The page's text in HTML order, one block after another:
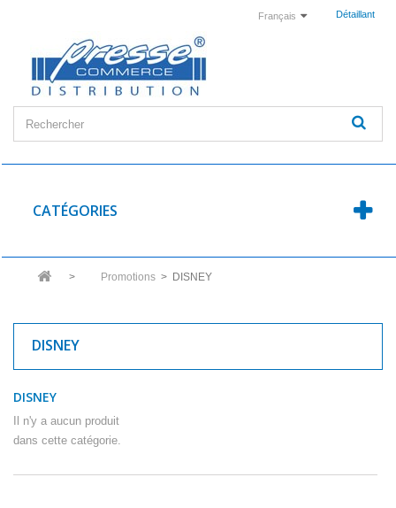
Détaillant
Français
CATÉGORIES
> Promotions > DISNEY
DISNEY
DISNEY
Il n'y a aucun produit
dans cette catégorie.